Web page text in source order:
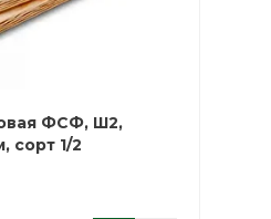
ФСФ, Ш2,
сорт 1/2